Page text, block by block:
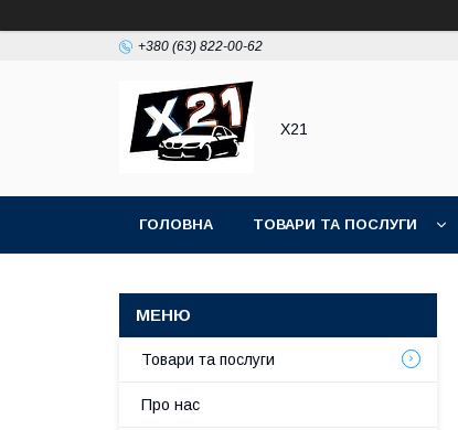
+380 (63) 822-00-62
Х21
ГОЛОВНА ТОВАРИ ТА ПОСЛУГИ
Товари та послуги
Про нас